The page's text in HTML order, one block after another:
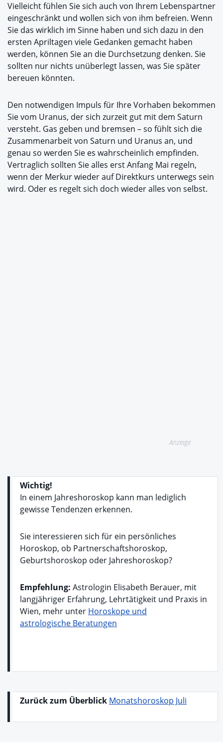
Vielleicht fühlen Sie sich auch von Ihrem Lebenspartner
eingeschränkt und wollen sich von ihm befreien. Wenn
Sie das wirklich im Sinne haben und sich dazu in den
ersten Apriltagen viele Gedanken gemacht haben
werden, können Sie an die Durchsetzung denken. Sie
sollten nur nichts unüberlegt lassen, was Sie später
bereuen könnten.
Den notwendigen Impuls für Ihre Vorhaben bekommen
Sie vom Uranus, der sich zurzeit gut mit dem Saturn
versteht. Gas geben und bremsen – so fühlt sich die
Zusammenarbeit von Saturn und Uranus an, und
genau so werden Sie es wahrscheinlich empfinden.
Vertraglich sollten Sie alles erst Anfang Mai regeln,
wenn der Merkur wieder auf Direktkurs unterwegs sein
wird. Oder es regelt sich doch wieder alles von selbst.
Anzeige
Wichtig!
In einem Jahreshoroskop kann man lediglich
gewisse Tendenzen erkennen.
Sie interessieren sich für ein persönliches
Horoskop, ob Partnerschaftshoroskop,
Geburtshoroskop oder Jahreshoroskop?
Empfehlung: Astrologin Elisabeth Berauer, mit
langjähriger Erfahrung, Lehrtätigkeit und Praxis in
Wien, mehr unter Horoskope und
astrologische Beratungen
Zurück zum Überblick Monatshoroskop Juli